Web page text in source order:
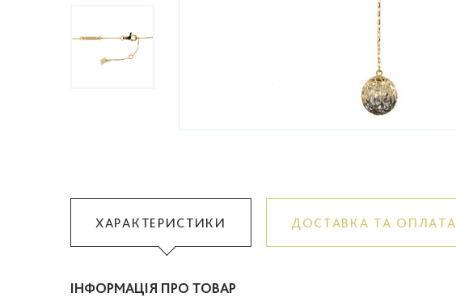
ХАРАКТЕРИСТИКИ ДОСТАВКА ТА ОПЛАТА
ІНФОРМАЦІЯ ПРО ТОВАР